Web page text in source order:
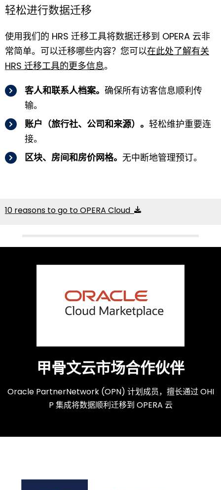
轻松进行数据迁移
使用我们的 HRS 迁移工具将数据迁移到 OPERA 云非
常简单。可以迁移哪些内容？您可以在此处了解有关
HRS 迁移工具的更多信息。
客人和联系人档案。 确保所有访客信息顺利传
输。
账户（旅行社、公司和来源）。 轻松维护重要连
接。
区块、房间和房价网格。 无中断地管理预订。
10 reasons to go to OPERA Cloud
甲骨文云市场合作伙伴
Oracle PartnerNetwork (OPN) 计划成员，擅长通过 OHI
P 集成将数据顺利迁移到 OPERA 云